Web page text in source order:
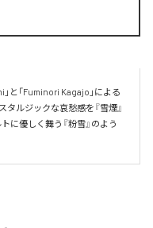
と「Fuminori Kagajo」による
ルジックな哀愁感を『雪煙』
に優しく舞う『粉雪』のよう